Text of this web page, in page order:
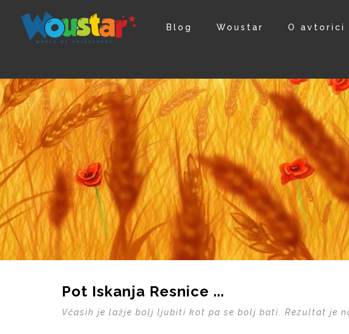
Blog Woustar O avtorici
Pot Iskanja Resnice ...
Včasih je lažje bolj ljubiti kot pa se bolj bati. Rezultat je